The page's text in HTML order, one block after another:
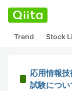
Trend Stock
応用情報
試験につい